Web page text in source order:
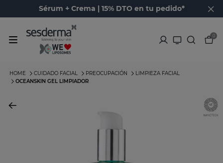
Sérum + Crema | 15% DTO en tu pedido*
0
HOME CUIDADO FACIAL PREOCUPACIÓN
LIMPIEZA FACIAL
OCEANSKIN GEL LIMPIADOR